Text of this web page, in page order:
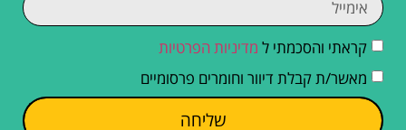
קראתי והסכמתי ל מדיניות הפרטיות
מאשר/ת קבלת דיוור וחומרים פרסומיים
שליחה